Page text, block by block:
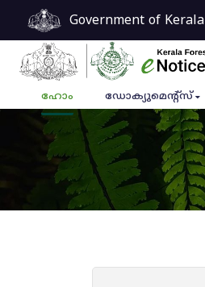
Government of Kerala
ഹോം ഡോക്യുമെൻ്റ്സ്